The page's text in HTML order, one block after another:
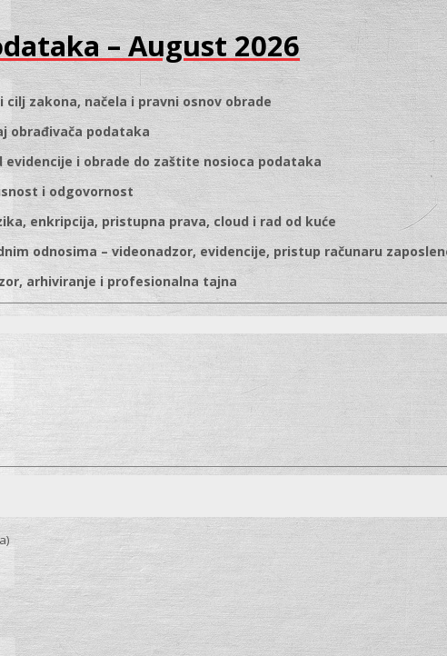
– August 2026
zakona, načela i pravni osnov obrade
obrađivača podataka
i obrade do zaštite nosioca podataka
i odgovornost
enkripcija, pristupna prava, cloud i rad od kuće
odnosima – videonadzor, evidencije, pristup računaru
arhiviranje i profesionalna tajna